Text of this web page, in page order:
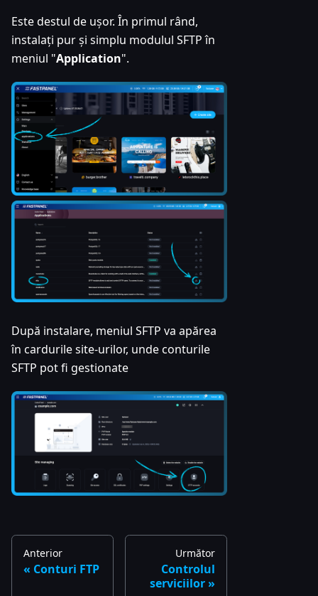
Este destul de ușor. În primul rând,
instalați pur și simplu modulul SFTP în
meniul "Application".
După instalare, meniul SFTP va apărea
în cardurile site-urilor, unde conturile
SFTP pot fi gestionate
Anterior
Conturi FTP
Următor
Controlul
serviciilor